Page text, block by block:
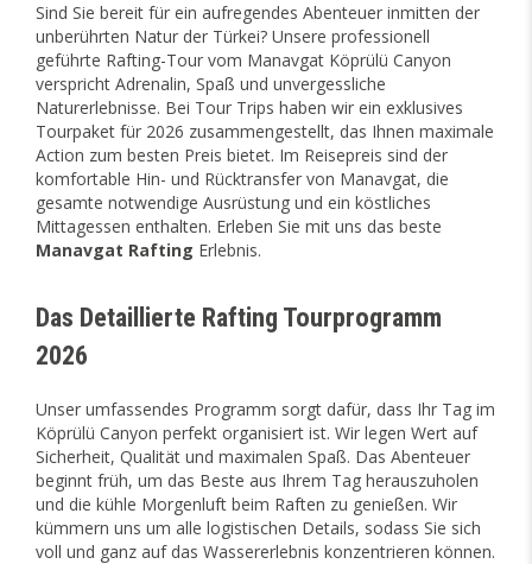
Sind Sie bereit für ein aufregendes Abenteuer inmitten der
unberührten Natur der Türkei? Unsere professionell
geführte Rafting-Tour vom Manavgat Köprülü Canyon
verspricht Adrenalin, Spaß und unvergessliche
Naturerlebnisse. Bei Tour Trips haben wir ein exklusives
Tourpaket für 2026 zusammengestellt, das Ihnen maximale
Action zum besten Preis bietet. Im Reisepreis sind der
komfortable Hin- und Rücktransfer von Manavgat, die
gesamte notwendige Ausrüstung und ein köstliches
Mittagessen enthalten. Erleben Sie mit uns das beste
Manavgat Rafting Erlebnis.
Das Detaillierte Rafting Tourprogramm
2026
Unser umfassendes Programm sorgt dafür, dass Ihr Tag im
Köprülü Canyon perfekt organisiert ist. Wir legen Wert auf
Sicherheit, Qualität und maximalen Spaß. Das Abenteuer
beginnt früh, um das Beste aus Ihrem Tag herauszuholen
und die kühle Morgenluft beim Raften zu genießen. Wir
kümmern uns um alle logistischen Details, sodass Sie sich
voll und ganz auf das Wassererlebnis konzentrieren können.